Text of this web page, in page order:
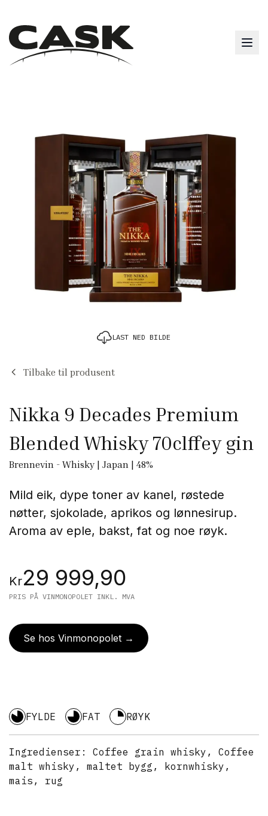
Tilbake til produsent
Nikka 9 Decades Premium
Blended Whisky 70clffey gin
Brennevin - Whisky | Japan | 48%
Mild eik, dype toner av kanel, røstede
nøtter, sjokolade, aprikos og lønnesirup.
Aroma av eple, bakst, fat og noe røyk.
Kr29 999,90
PRIS PÅ VINMONOPOLET INKL. MVA
Se hos Vinmonopolet →
FYLDE FAT RØYK
Ingredienser: Coffee grain whisky, Coffee
malt whisky, maltet bygg, kornwhisky,
mais, rug
LAST NED BILDE